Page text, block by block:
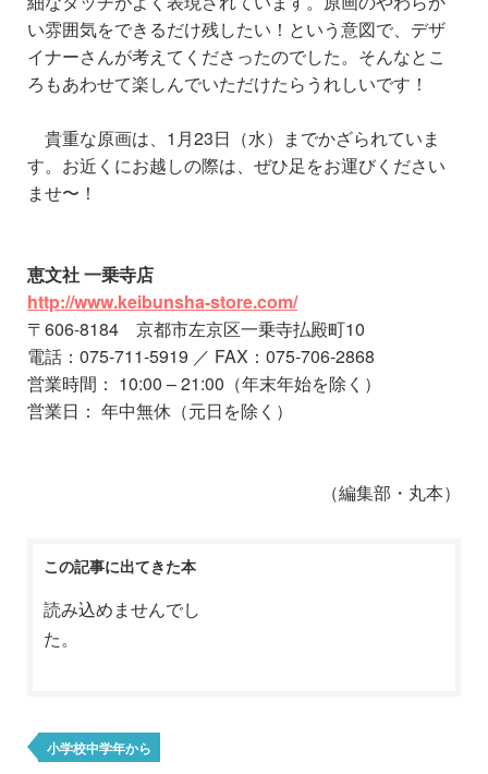
い雰囲気をできるだけ残したい！という意図で、 デザ
イナーさんが考えてくださったのでした。 そんなとこ
ろもあわせて楽しんでいただけたらうれしいです！
貴重な原画は、1月23日（水）までかざられていま
す。 お近くにお越しの際は、ぜひ足をお運びください
ませ〜！
恵文社 一乗寺店
http://www.keibunsha-store.com/
〒606-8184 京都市左京区一乗寺払殿町10
電話：075-711-5919 ／ FAX：075-706-2868
営業時間： 10:00 – 21:00（年末年始を除く）
営業日： 年中無休（元日を除く）
（編集部・丸本）
この記事に出てきた本
読み込めませんでし
た。
小学校中学年から